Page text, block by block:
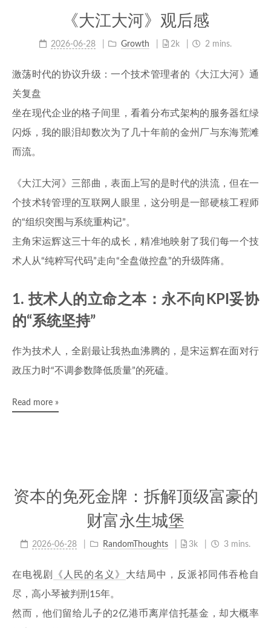
《大江大河》观后感
2026-06-28 Growth 2k 2 mins.
激荡时代的协议升级：一个技术管理者的《大江大河》通
关复盘
坐在现代企业的格子间里，看着分布式架构的服务器红绿
闪烁，我的眼泪却数次为了几十年前的金州厂与东海荒滩
而流。
《大江大河》三部曲，表面上写的是时代的洪流，但在一
个技术转管理的互联网人眼里，这分明是一部硬核工程师
的“组织突围与系统重构记”。
主角宋运辉这三十年的成长，精准地映射了我们每一个技
术人从“纯粹写代码”走向“全盘做控盘”的升级阵痛。
1. 技术人的立命之本：永不向KPI妥协
的“系统坚持”
作为技术人，全剧最让我热血沸腾的，是宋运辉在面对行
政压力时“不调参数降低质量”的死磕。
Read more »
资本的免死金牌：拆解顶级富豪的
财富永生城堡
2026-06-28 RandomThoughts 3k 3 mins.
在电视剧 《人民的名义》 大结局中，反派祁同伟吞枪自
尽，高小琴被判刑15年。
然而，他们留给儿子的2亿港币离岸信托基金，却大概率